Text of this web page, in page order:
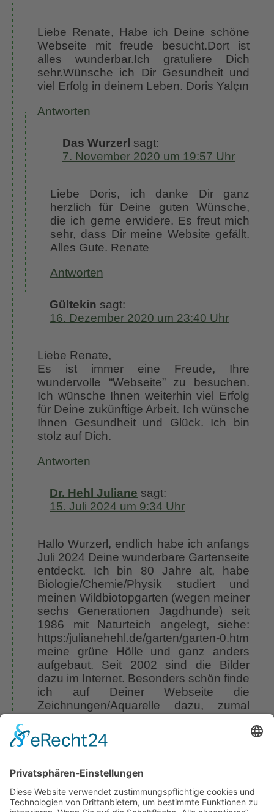
Liebe Renate, Habe ich Deine schöne
Webseite mit freude besucht.Dort ist
alles wunderbar.Ich gratuliere Dich
sehr.Wünsche ich Dir Gesundheit und
viel Erfolg in deinem Leben. Doris Yalçın
Antworten
Das Wurzerl sagt:
7. November 2020 um 19:57 Uhr
Liebe Doris, ich danke Dir ganz
herzlich für Deine guten Wünsche,
die ich gerne erwidere. Es freut mich
sehr, dass Dir meine Website gefällt.
Alles Gute. Renate
Antworten
Gültekin sagt:
16. Dezember 2020 um 23:40 Uhr
Liebe Renate,
Es ist immer eine Freude, Ihre
wundervolle “Webseite” zu besuchen.
Ich wünsche Ihnen weiterhin viel Erfolg
für Deine zukünftige Arbeit. Ich wünsche
Ihnen Gesundheit und Glück. Ich bin
stolz auf Dich.
Antworten
Dr. Hehl Juliane sagt:
15. Juli 2024 um 9:34 Uhr
Hallo Wurzerl, endlich habe ich anfangs
Juli 2024 Deine wunderbare Gartenseite
entdeckt. Ich bin 80 Jahre alt, habe
Biologie/Chemie/Physik studiert und
meinen Wildbiotopgarten (wegen meiner
sechs Generationen Jagdhunde) seit
1986 mit Naturteich angelegt, siehe:
https:/julianehehl.de/garten/garten-0.htm
meine grüne Hölle und ganz anders
aufgebaut. Seit 2002 sind die Bilder
dazu im Internet. Besonders schön finde
ich auf Deiner Webseite die
Zeichnungen/Aquarelle dazu, zumal
meine 2016 verstorbene Frau auch
privat solche Illustrationen/Aquarelle
malte.
Webseite und viele Grüße, Juliane.
Wundere Dich nicht über meinen